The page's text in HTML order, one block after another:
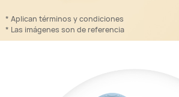
* Aplican términos y condiciones
* Las imágenes son de referencia